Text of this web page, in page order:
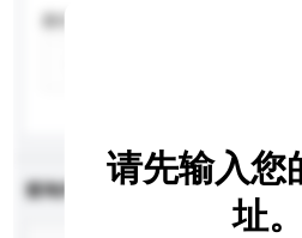
颜色
查询内容
请先输入您
址。